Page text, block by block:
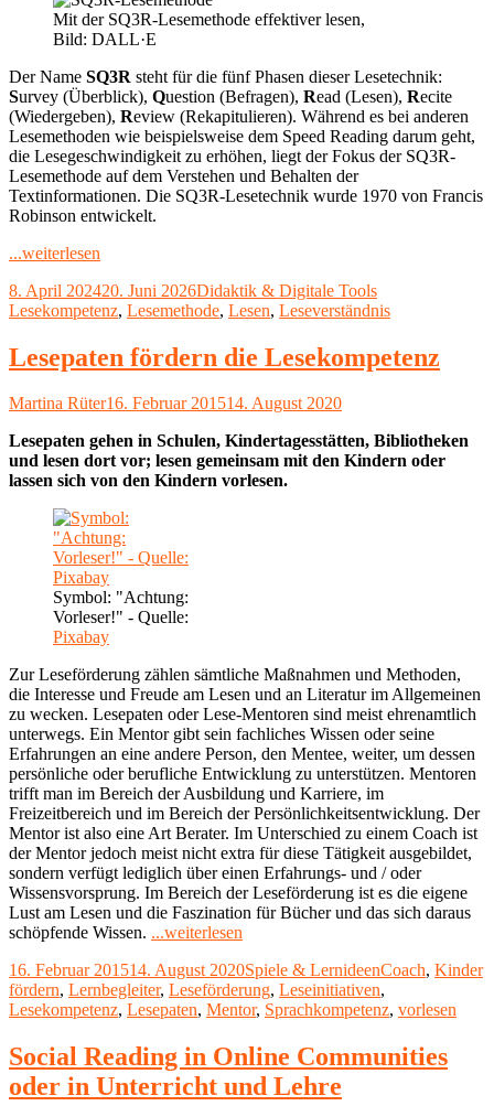
Mit der SQ3R-Lesemethode effektiver lesen,
Bild: DALL·E
Der Name SQ3R steht für die fünf Phasen dieser Lesetechnik:
Survey (Überblick), Question (Befragen), Read (Lesen), Recite
(Wiedergeben), Review (Rekapitulieren). Während es bei anderen
Lesemethoden wie beispielsweise dem Speed Reading darum geht,
die Lesegeschwindigkeit zu erhöhen, liegt der Fokus der SQ3R-
Lesemethode auf dem Verstehen und Behalten der
Textinformationen. Die SQ3R-Lesetechnik wurde 1970 von Francis
Robinson entwickelt.
...weiterlesen
Lesemethode"
Veröffentlicht
am
8. April 202420. Juni 2026Kategorien
Didaktik & Digitale ToolsSchlagwörter
Lesekompetenz, Lesemethode, Lesen, Leseverständnis
Lesepaten fördern die Lesekompetenz
Autor
Martina RüterVeröffentlicht
16. Februar 201514. August 2020
Lesepaten gehen in Schulen, Kindertagesstätten, Bibliotheken
und lesen dort vor; lesen gemeinsam mit den Kindern oder
lassen sich von den Kindern vorlesen.
Symbol: "Achtung:
Vorleser!" - Quelle:
Pixabay
Zur Leseförderung zählen sämtliche Maßnahmen und Methoden,
die Interesse und Freude am Lesen und an Literatur im Allgemeinen
zu wecken. Lesepaten oder Lese-Mentoren sind meist ehrenamtlich
unterwegs. Ein Mentor gibt sein fachliches Wissen oder seine
Erfahrungen an eine andere Person, den Mentee, weiter, um dessen
persönliche oder berufliche Entwicklung zu unterstützen. Mentoren
trifft man im Bereich der Ausbildung und Karriere, im
Freizeitbereich und im Bereich der Persönlichkeitsentwicklung. Der
Mentor ist also eine Art Berater. Im Unterschied zu einem Coach ist
der Mentor jedoch meist nicht extra für diese Tätigkeit ausgebildet,
sondern verfügt lediglich über einen Erfahrungs- und / oder
Wissensvorsprung. Im Bereich der Leseförderung ist es die eigene
Lust am Lesen und die Faszination für Bücher und das sich daraus
schöpfende Wissen. ...weiterlesen
die
Lesekompetenz"
Veröffentlicht
am
16. Februar 201514. August 2020Kategorien
Spiele & LernideenSchlagwörter
Coach, Kinder
fördern, Lernbegleiter, Leseförderung, Leseinitiativen,
Lesekompetenz, Lesepaten, Mentor, Sprachkompetenz, vorlesen
Social Reading in Online Communities
oder in Unterricht und Lehre